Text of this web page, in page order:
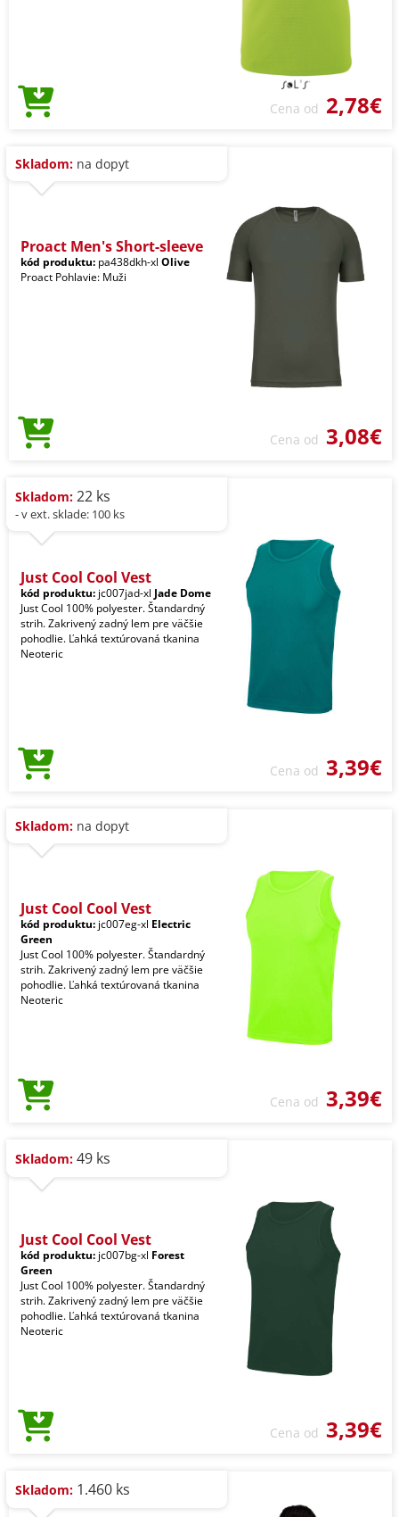
Cena od 2,78€
Skladom: na dopyt
Proact Men's Short-sleeve
kód produktu: pa438dkh-xl Olive
Proact Pohlavie: Muži
Cena od 3,08€
Skladom: 22 ks
- v ext. sklade: 100 ks
Just Cool Cool Vest
kód produktu: jc007jad-xl Jade Dome
Just Cool 100% polyester. Štandardný
strih. Zakrivený zadný lem pre väčšie
pohodlie. Ľahká textúrovaná tkanina
Neoteric
Cena od 3,39€
Skladom: na dopyt
Just Cool Cool Vest
kód produktu: jc007eg-xl Electric
Green
Just Cool 100% polyester. Štandardný
strih. Zakrivený zadný lem pre väčšie
pohodlie. Ľahká textúrovaná tkanina
Neoteric
Cena od 3,39€
Skladom: 49 ks
Just Cool Cool Vest
kód produktu: jc007bg-xl Forest
Green
Just Cool 100% polyester. Štandardný
strih. Zakrivený zadný lem pre väčšie
pohodlie. Ľahká textúrovaná tkanina
Neoteric
Cena od 3,39€
Skladom: 1.460 ks